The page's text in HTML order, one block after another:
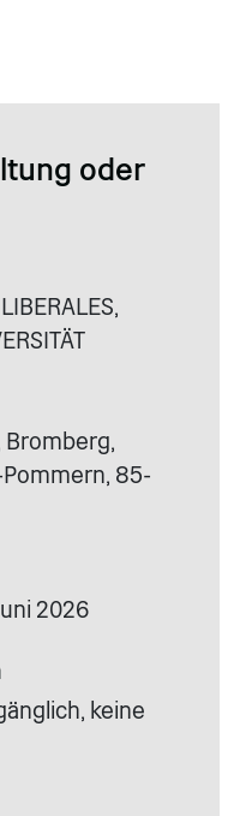
oder
Bromberg,
85-
2026
keine